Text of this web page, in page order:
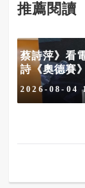
推薦閱讀
蔡詩萍》看
詩《奧德賽
2026-08-04